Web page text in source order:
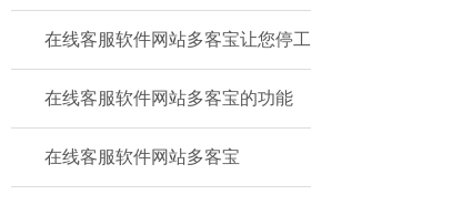
在线客服软件网站多客宝让您停工
在线客服软件网站多客宝的功能
在线客服软件网站多客宝